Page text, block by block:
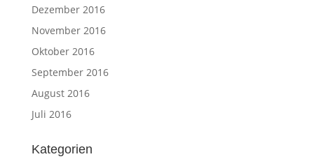
Dezember 2016
November 2016
Oktober 2016
September 2016
August 2016
Juli 2016
Kategorien